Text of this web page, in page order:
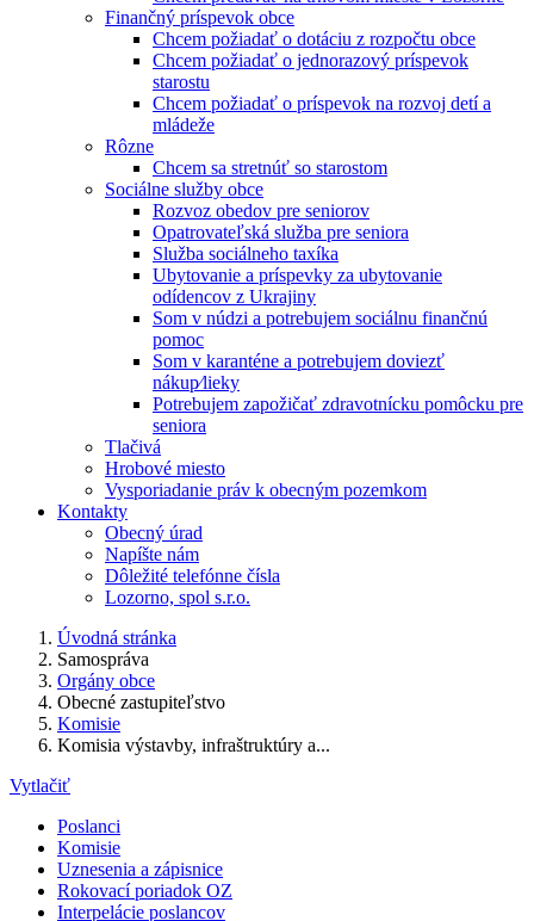
Finančný príspevok obce
Chcem požiadať o dotáciu z rozpočtu obce
Chcem požiadať o jednorazový príspevok
starostu
Chcem požiadať o príspevok na rozvoj detí a
mládeže
Rôzne
Chcem sa stretnúť so starostom
Sociálne služby obce
Rozvoz obedov pre seniorov
Opatrovateľská služba pre seniora
Služba sociálneho taxíka
Ubytovanie a príspevky za ubytovanie
odídencov z Ukrajiny
Som v núdzi a potrebujem sociálnu finančnú
pomoc
Som v karanténe a potrebujem doviezť
nákup⁄lieky
Potrebujem zapožičať zdravotnícku pomôcku pre
seniora
Tlačivá
Hrobové miesto
Vysporiadanie práv k obecným pozemkom
Kontakty
Obecný úrad
Napíšte nám
Dôležité telefónne čísla
Lozorno, spol s.r.o.
Úvodná stránka
Samospráva
Orgány obce
Obecné zastupiteľstvo
Komisie
Komisia výstavby, infraštruktúry a...
Vytlačiť
Poslanci
Komisie
Uznesenia a zápisnice
Rokovací poriadok OZ
Interpelácie poslancov